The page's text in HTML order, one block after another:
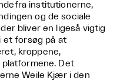
institutionerne,
og de sociale
bliver en ligeså vigtig
et forsøg på at
kroppene,
Det
Weile Kjær i den